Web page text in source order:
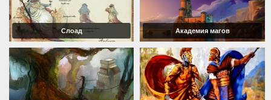
Слоад Академия магов